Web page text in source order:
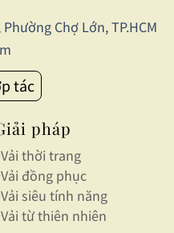
Chợ Lớn, TP.HCM
tác
pháp
Vải thời trang
Vải đồng phục
Vải siêu tính năng
Vải từ thiên nhiên